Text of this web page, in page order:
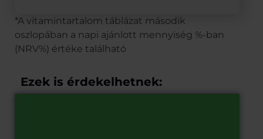
*A vitamintartalom táblázat második
oszlopában a napi ajánlott mennyiség %-ban
(NRV%) értéke található
Ezek is érdekelhetnek: